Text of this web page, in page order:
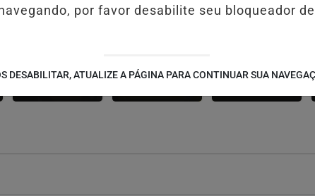
CONTEÚDO
PATROCINADO
ESPORTES
CÂMARA DOS
por favor desabilite seu bloqueador
DESABILITAR, ATUALIZE A PÁGINA PARA CONTINUAR SUA